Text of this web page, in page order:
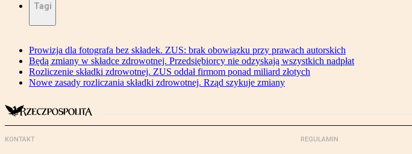
Tagi
Prowizja dla fotografa bez składek. ZUS: brak obowiązku przy prawach autorskich
Będą zmiany w składce zdrowotnej. Przedsiębiorcy nie odzyskają wszystkich nadpłat
Rozliczenie składki zdrowotnej. ZUS oddał firmom ponad miliard złotych
Nowe zasady rozliczania składki zdrowotnej. Rząd szykuje zmiany
KONTAKT REGULAMIN